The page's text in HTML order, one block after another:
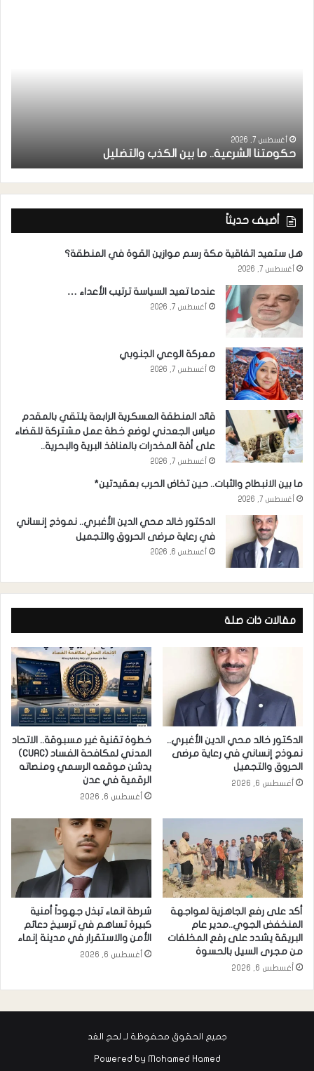
أغسطس 7, 2026
حكومتنا الشرعية.. ما بين الكذب والتضليل
أضيف حديثاً
هل ستعيد اتفاقية مكة رسم موازين القوة في المنطقة؟
أغسطس 7, 2026
عندما تعيد السياسة ترتيب الأعداء …
أغسطس 7, 2026
معركة الوعي الجنوبي
أغسطس 7, 2026
قائد المنطقة العسكرية الرابعة يلتقي بالمقدم
مياس الجعدني لوضع خطة عمل مشتركة للقضاء
على أفة المخدرات بالمنافذ البرية والبحرية..
أغسطس 7, 2026
ما بين الانبطاح والثبات.. حين تخاض الحرب بعقيدتين*
أغسطس 7, 2026
الدكتور خالد محي الدين الأغبري.. نموذج إنساني
في رعاية مرضى الحروق والتجميل
أغسطس 6, 2026
مقالات ذات صلة
الدكتور خالد محي الدين الأغبري..
نموذج إنساني في رعاية مرضى
الحروق والتجميل
أغسطس 6, 2026
خطوة تقنية غير مسبوقة.. الاتحاد
المدني لمكافحة الفساد (CUAC)
يدشن موقعه الرسمي ومنصاته
الرقمية في عدن
أغسطس 6, 2026
أكد على رفع الجاهزية لمواجهة
المنخفض الجوي..مدير عام
البريقة يشدد على رفع المخلفات
من مجرى السيل بالحسوة
أغسطس 6, 2026
شرطة انماء تبذل جهوداً أمنية
كبيرة تساهم في ترسيخ دعائم
الأمن والاستقرار في مدينة إنماء
أغسطس 6, 2026
جميع الحقوق محفوظة لـ لحج الغد
Powered by Mohamed Hamed